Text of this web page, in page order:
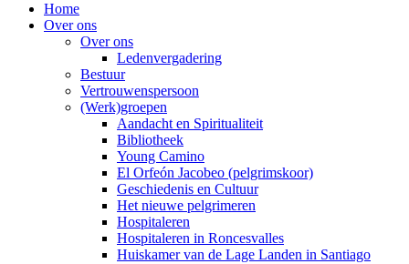
Home
Over ons
Over ons
Ledenvergadering
Bestuur
Vertrouwenspersoon
(Werk)groepen
Aandacht en Spiritualiteit
Bibliotheek
Young Camino
El Orfeón Jacobeo (pelgrimskoor)
Geschiedenis en Cultuur
Het nieuwe pelgrimeren
Hospitaleren
Hospitaleren in Roncesvalles
Huiskamer van de Lage Landen in Santiago